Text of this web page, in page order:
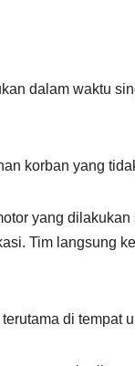
dalam waktu
korban yang
yang
Tim langsung
di tempat